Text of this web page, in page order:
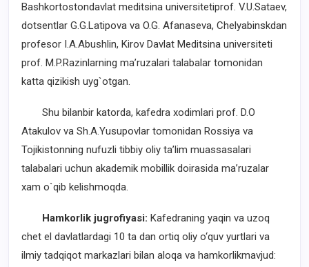
Bashkortostondavlat meditsina universitetiprof. V.U.Sataev,
dotsentlar G.G.Latipova va O.G. Afanaseva, Chelyabinskdan
profesor I.A.Abushlin, Kirov Davlat Meditsina universiteti
prof. M.P.Razinlarning ma’ruzalari talabalar tomonidan
katta qizikish uyg`otgan.
Shu bilanbir katorda, kafedra xodimlari prof. D.O
Atakulov va Sh.A.Yusupovlar tomonidan Rossiya va
Tojikistonning nufuzli tibbiy oliy ta’lim muassasalari
talabalari uchun akademik mobillik doirasida ma’ruzalar
xam o`qib kelishmoqda.
Hamkorlik jugrofiyasi: Kafedraning yaqin va uzoq
chet el davlatlardagi 10 ta dan ortiq oliy o‘quv yurtlari va
ilmiy tadqiqot markazlari bilan aloqa va hamkorlikmavjud: